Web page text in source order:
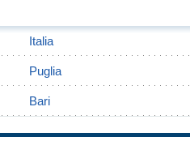
Italia
Puglia
Bari